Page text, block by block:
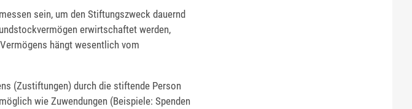
sein, um den Stiftungszweck dauernd
erwirtschaftet werden,
hängt wesentlich vom
(Zustiftungen) durch die stiftende Person
wie Zuwendungen (Beispiele: Spenden